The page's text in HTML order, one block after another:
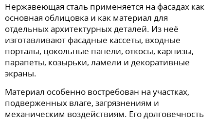
Нержавеющая сталь применяется на фасадах как
основная облицовка и как материал для
отдельных архитектурных деталей. Из неё
изготавливают фасадные кассеты, входные
порталы, цокольные панели, откосы, карнизы,
парапеты, козырьки, ламели и декоративные
экраны.
Материал особенно востребован на участках,
подверженных влаге, загрязнениям и
механическим воздействиям. Его долговечность